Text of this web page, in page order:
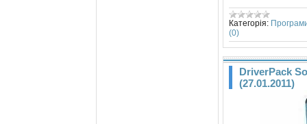
Категорія:
(0)
DriverPack
(27.01.2011)